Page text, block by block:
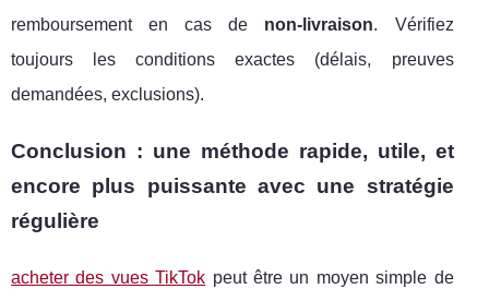
remboursement en cas de non-livraison. Vérifiez
toujours les conditions exactes (délais, preuves
demandées, exclusions).
Conclusion : une méthode rapide, utile, et
encore plus puissante avec une stratégie
régulière
acheter des vues TikTok peut être un moyen simple de